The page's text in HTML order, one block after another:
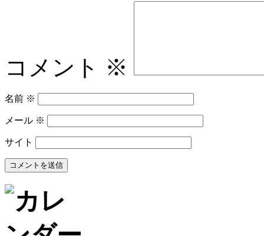
コメント ※
名前 ※
メール ※
サイト